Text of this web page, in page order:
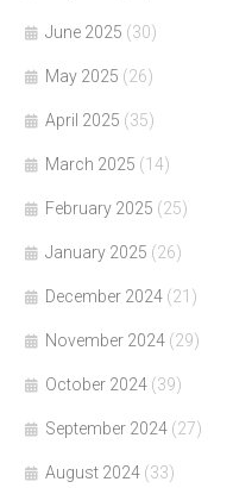
June 2025 (30)
May 2025 (26)
April 2025 (35)
March 2025 (14)
February 2025 (25)
January 2025 (26)
December 2024 (21)
November 2024 (29)
October 2024 (39)
September 2024 (27)
August 2024 (33)